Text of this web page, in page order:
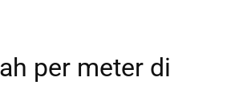
per meter di